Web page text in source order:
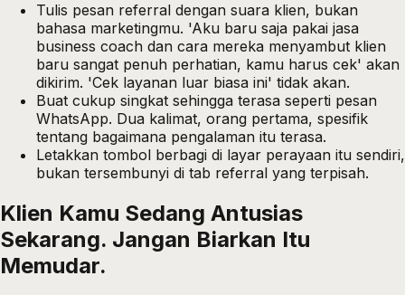
Tulis pesan referral dengan suara klien, bukan
bahasa marketingmu. 'Aku baru saja pakai jasa
business coach dan cara mereka menyambut klien
baru sangat penuh perhatian, kamu harus cek' akan
dikirim. 'Cek layanan luar biasa ini' tidak akan.
Buat cukup singkat sehingga terasa seperti pesan
WhatsApp. Dua kalimat, orang pertama, spesifik
tentang bagaimana pengalaman itu terasa.
Letakkan tombol berbagi di layar perayaan itu sendiri,
bukan tersembunyi di tab referral yang terpisah.
Klien Kamu Sedang Antusias
Sekarang. Jangan Biarkan Itu
Memudar.